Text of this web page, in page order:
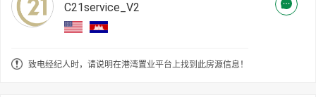
C21service_V2
致电经纪人时，请说明在港湾置业平台上找到此房源信息！